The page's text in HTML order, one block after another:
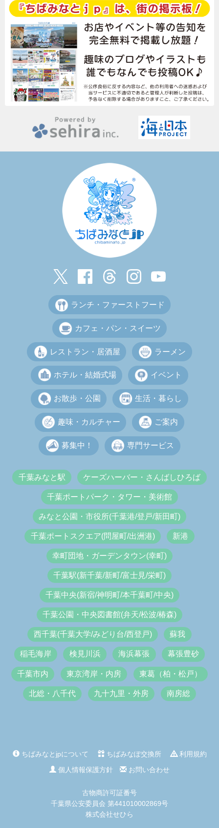
ランチ・ファーストフード
カフェ・パン・スイーツ
レストラン・居酒屋 ラーメン
ホテル・結婚式場 イベント
お散歩・公園 生活・暮らし
趣味・カルチャー ご案内
募集中！ 専門サービス
千葉みなと駅 ケーズハーバー・さんばしひろば
千葉ポートパーク・タワー・美術館
みなと公園・市役所(千葉港/登戸/新田町)
千葉ポートスクエア(問屋町/出洲港) 新港
幸町団地・ガーデンタウン(幸町)
千葉駅(新千葉/新町/富士見/栄町)
千葉中央(新宿/神明町/本千葉町/中央)
千葉公園・中央図書館(弁天/松波/椿森)
西千葉(千葉大学/みどり台/西登戸) 蘇我
稲毛海岸 検見川浜 海浜幕張 幕張豊砂
千葉市内 東京湾岸・内房 東葛（柏・松戸）
北総・八千代 九十九里・外房 南房総
ちばみなとjpについて ちばみなぽ交換所
利用規約
個人情報保護方針
お問い合わせ
古物商許可証番号
千葉県公安委員会 第441010002869号
株式会社せひら